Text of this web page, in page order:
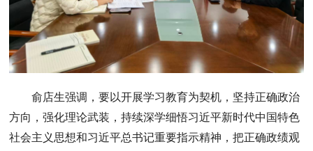
俞店生强调，要以开展学习教育为契机，坚持正确政治
方向，强化理论武装，持续深学细悟习近平新时代中国特色
社会主义思想和习近平总书记重要指示精神，把正确政绩观